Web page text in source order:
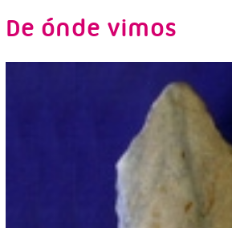
De ónde vimos